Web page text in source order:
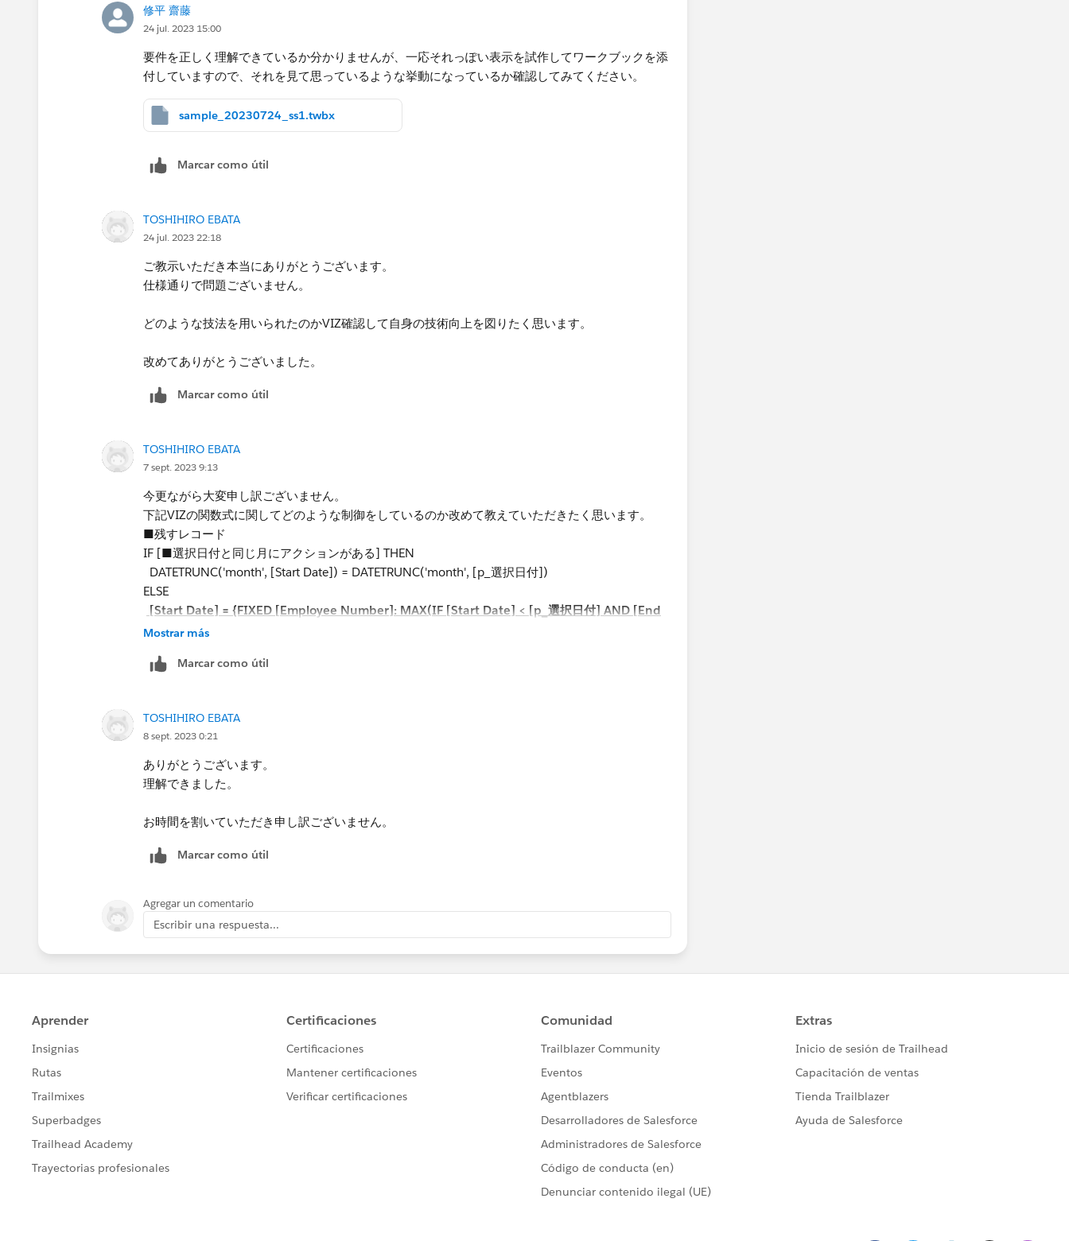
う条件になっています。概念的に書き換えると
[Start Date] < [p_選択日付] <= [End Date]
となり、そのレコードが持つ期間の範囲内であるという条件です。これはパラメータの選択日付時
点で有効な在籍情報であるという判定になります。
ここまでをつなげると、式の右辺は「
[Start Date] を [Employee Number] ごとに特定する
レコードであればTrue、そうでなければFalseを返すことになります。これをフィルタに入れて真
修平 齋藤
24 jul. 2023 15:00
要件を正しく理解できているか分かりませんが、一応それっぽい表示を試作してワークブックを添
付していますので、それを見て思っているような挙動になっているか確認してみてください。
sample_20230724_ss1.twbx
Marcar como útil
TOSHIHIRO EBATA
24 jul. 2023 22:18
ご教示いただき本当にありがとうございます。
仕様通りで問題ございません。
どのような技法を用いられたのかVIZ確認して自身の技術向上を図りたく思います。
改めてありがとうございました。
Marcar como útil
TOSHIHIRO EBATA
7 sept. 2023 9:13
今更ながら大変申し訳ございません。
下記VIZの関数式に関してどのような制御をしているのか改めて教えていただきたく思います。
■残すレコード
IF [■選択日付と同じ月にアクションがある] THEN
DATETRUNC('month', [Start Date]) = DATETRUNC('month', [p_選択日付])
ELSE
[Start Date] = {FIXED [Employee Number]: MAX(IF [Start Date] < [p_選択日付] AND [End
Date] >= [p_選択日付] THEN [Start Date] END)}
何卒よろしくお願い申し上げます。
Mostrar más
Marcar como útil
TOSHIHIRO EBATA
8 sept. 2023 0:21
ありがとうございます。
理解できました。
お時間を割いていただき申し訳ございません。
Marcar como útil
Agregar un comentario
Escribir una respuesta...